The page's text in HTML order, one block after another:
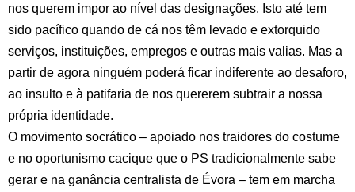
nos querem impor ao nível das designações. Isto até tem
sido pacífico quando de cá nos têm levado e extorquido
serviços, instituições, empregos e outras mais valias. Mas a
partir de agora ninguém poderá ficar indiferente ao desaforo,
ao insulto e à patifaria de nos quererem subtrair a nossa
própria identidade.
O movimento socrático – apoiado nos traidores do costume
e no oportunismo cacique que o PS tradicionalmente sabe
gerar e na ganância centralista de Évora – tem em marcha